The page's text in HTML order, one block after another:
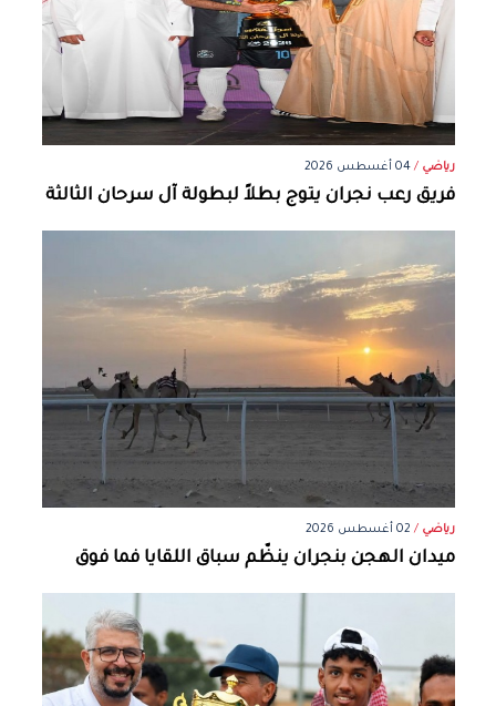
رياضي /04 أغسطس 2026
فريق رعب نجران يتوج بطلاً لبطولة آل سرحان الثالثة
رياضي / 02 أغسطس 2026
ميدان الهجن بنجران ينظّم سباق اللقايا فما فوق